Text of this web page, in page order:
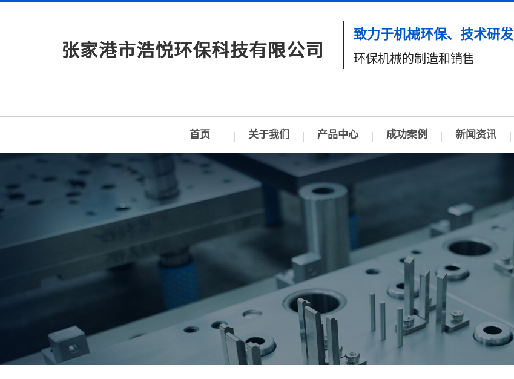
致力于机械环保、技术研发
环保机械的制造和销售
首页 关于我们 产品中心 成功案例 新闻资讯